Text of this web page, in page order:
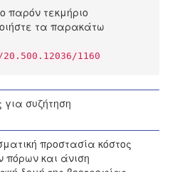
παρόν τεκμήριο
τα παρακάτω
1160
συζήτηση
προστασία κόστος
πόρων και άνιση